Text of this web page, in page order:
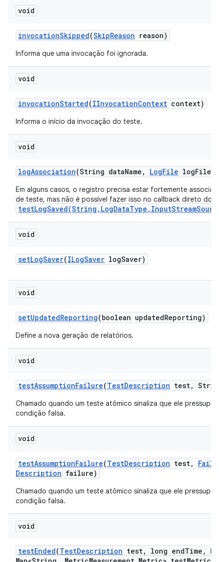
void
invocationSkipped(SkipReason reason)
Informa que uma invocação foi ignorada.
void
invocationStarted(IInvocationContext context)
Informa o início da invocação do teste.
void
logAssociation(String dataName , LogFile logFile)
Em alguns casos, o registro precisa estar fortemente
de teste, mas não é possível fazer isso no callback direto do
void
setLogSaver(ILogSaver logSaver)
void
setUpdatedReporting(boolean updatedReporting)
Define a nova geração de relatórios.
void
testAssumptionFailure(TestDescription test,
Chamado quando um teste atômico sinaliza que ele
condição falsa.
void
testAssumptionFailure(TestDescription test,
Description failure)
Chamado quando um teste atômico sinaliza que ele
condição falsa.
void
testEnded(TestDescription test, long endTime ,